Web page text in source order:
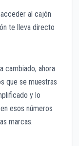
al cajón
te lleva directo
cambiado, ahora
que se muestras
y lo
esos números
marcas.